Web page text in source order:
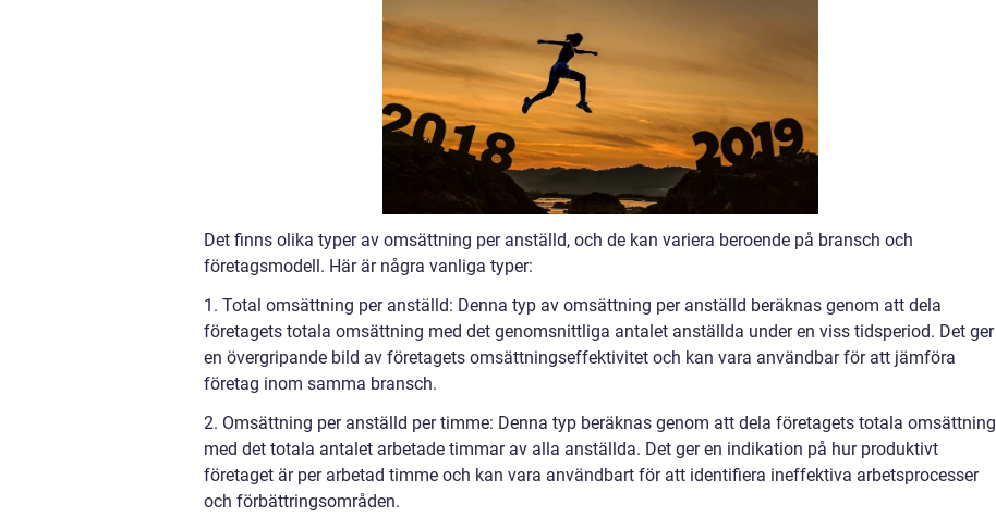
Det finns olika typer av omsättning per anställd, och de kan variera beroende på bransch och
företagsmodell. Här är några vanliga typer:
1. Total omsättning per anställd: Denna typ av omsättning per anställd beräknas genom att dela
företagets totala omsättning med det genomsnittliga antalet anställda under en viss tidsperiod. Det ger
en övergripande bild av företagets omsättningseffektivitet och kan vara användbar för att jämföra
företag inom samma bransch.
2. Omsättning per anställd per timme: Denna typ beräknas genom att dela företagets totala omsättning
med det totala antalet arbetade timmar av alla anställda. Det ger en indikation på hur produktivt
företaget är per arbetad timme och kan vara användbart för att identifiera ineffektiva arbetsprocesser
och förbättringsområden.